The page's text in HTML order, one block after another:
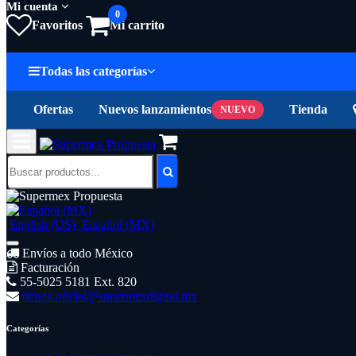
Mi cuenta
Favoritos Mi carrito
0
Todas las categorías
Ofertas Nuevos lanzamientos NUEVO Tienda
English (US) Español (MX)
Envíos a todo México
Facturación
55-5025 5181 Ext. 820
tienda.oficial@supermexdigital.mx
Categorías